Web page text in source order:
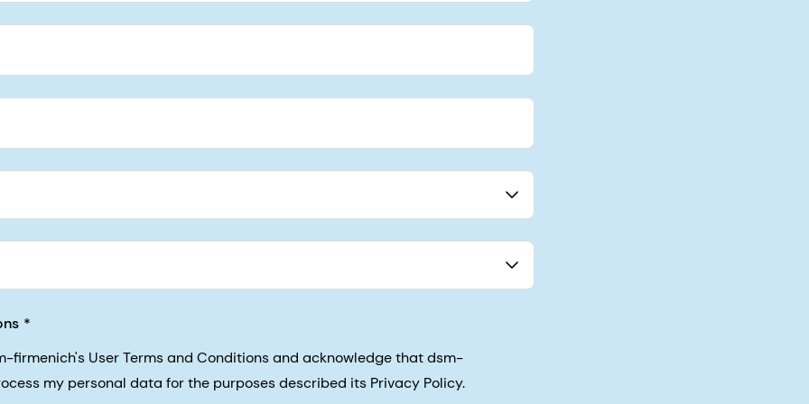
San Francisco, California, US
firmenich's User Terms and Conditions and acknowledge that dsm-
my personal data for the purposes described its Privacy Policy.